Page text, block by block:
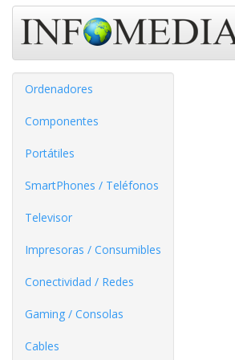
Ordenadores
Componentes
Portátiles
SmartPhones / Teléfonos
Televisor
Impresoras / Consumibles
Conectividad / Redes
Gaming / Consolas
Cables